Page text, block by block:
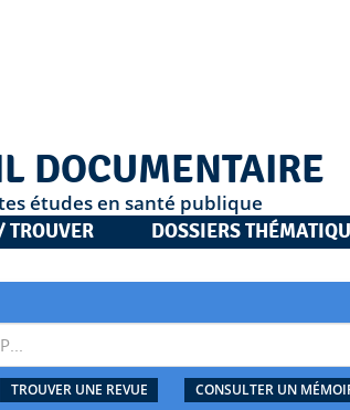
DOCUMENTAIRE
études en santé publique
TROUVER DOSSIERS
TROUVER UNE REVUE CONSULTER UN